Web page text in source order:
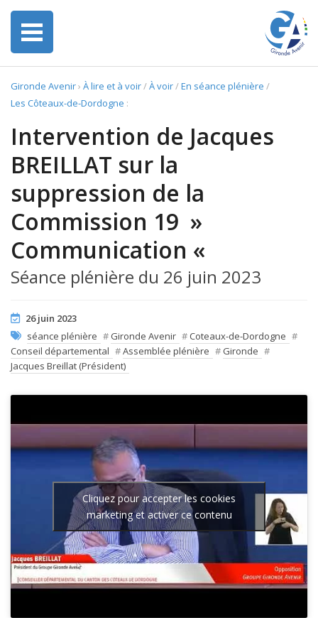
Gironde Avenir› À lire et à voir/À voir/En séance plénière /
Les Côteaux-de-Dordogne :
Intervention de Jacques
BREILLAT sur la
suppression de la
Commission 19 »
Communication «
Séance plénière du 26 juin 2023
26 juin 2023
séance plénière # Gironde Avenir # Coteaux-de-Dordogne #
Conseil départemental #Assemblée plénière # Gironde #
Jacques Breillat (Président)
Cliquez pour accepter les cookies
marketing et activer ce contenu